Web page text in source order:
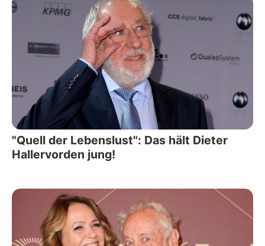
"Quell der Lebenslust": Das hält Dieter
Hallervorden jung!